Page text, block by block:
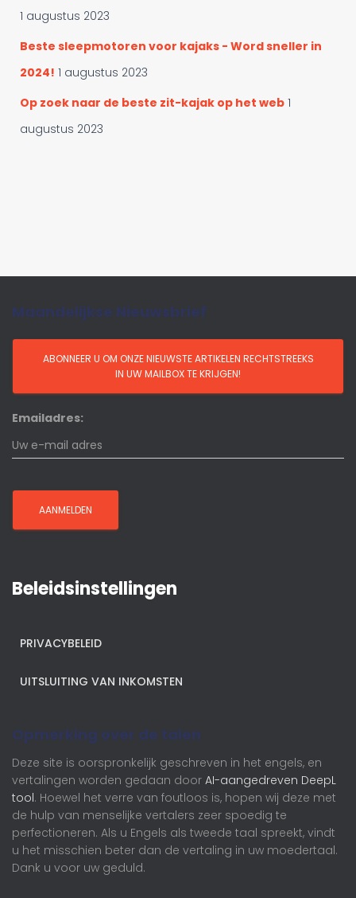
1 augustus 2023
Beste sleepmotoren voor kajaks - Word sneller in
2024! 1 augustus 2023
Op zoek naar de beste zit-kajak op het web 1
augustus 2023
Maandelijkse Nieuwsbrief
Emailadres:
Beleidsinstellingen
PRIVACYBELEID
UITSLUITING VAN INKOMSTEN
Opmerking over de talen
Deze site is oorspronkelijk geschreven in het engels, en
vertalingen worden gedaan door AI-aangedreven DeepL
tool. Hoewel het verre van foutloos is, hopen wij deze met
de hulp van menselijke vertalers zeer spoedig te
perfectioneren. Als u Engels als tweede taal spreekt, vindt
u het misschien beter dan de vertaling in uw moedertaal.
Dank u voor uw geduld.